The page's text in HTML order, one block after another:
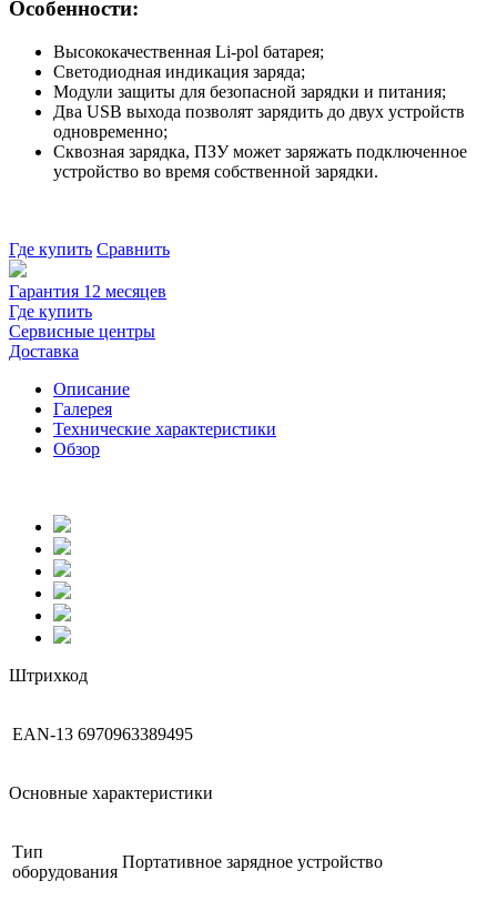
Особенности:
Высококачественная Li-pol батарея;
Светодиодная индикация заряда;
Модули защиты для безопасной зарядки и питания;
Два USB выхода позволят зарядить до двух устройств
одновременно;
Сквозная зарядка, ПЗУ может заряжать подключенное
устройство во время собственной зарядки.
Где купить Сравнить
Гарантия 12 месяцев
Где купить
Сервисные центры
Доставка
Описание
Галерея
Технические характеристики
Обзор
Штрихкод
EAN-13 6970963389495
Основные характеристики
Тип
оборудования
Портативное зарядное устройство